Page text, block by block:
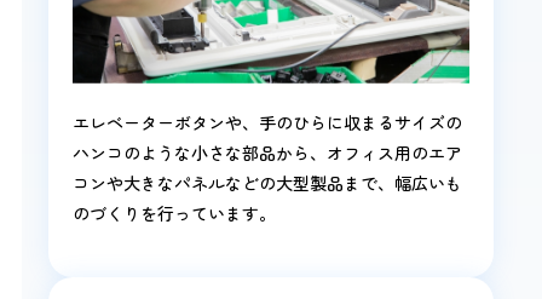
エレベーターボタンや、手のひらに収まるサイズの
ハンコのような小さな部品から、オフィス用のエア
コンや大きなパネルなどの大型製品まで、幅広いも
のづくりを行っています。